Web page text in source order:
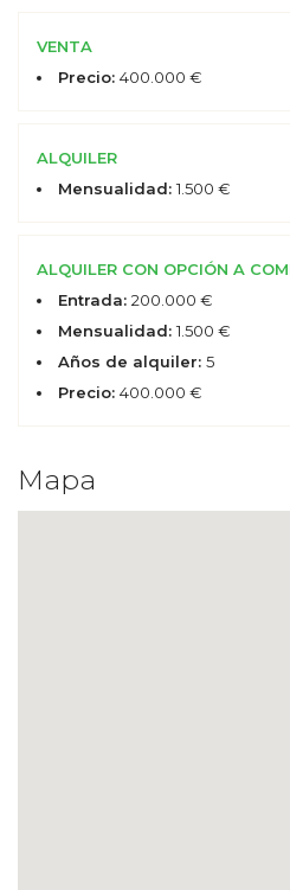
VENTA
Precio: 400.000 €
ALQUILER
Mensualidad: 1.500 €
ALQUILER CON OPCIÓN A
Entrada: 200.000 €
Mensualidad: 1.500 €
Años de alquiler: 5
Precio: 400.000 €
Mapa